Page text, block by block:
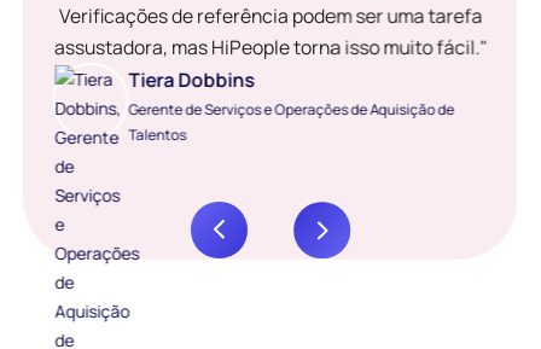
Verificações de referência podem ser uma tarefa
assustadora, mas HiPeople torna isso muito fácil."
Tiera Dobbins
Gerente de Serviços e Operações de Aquisição de
Talentos